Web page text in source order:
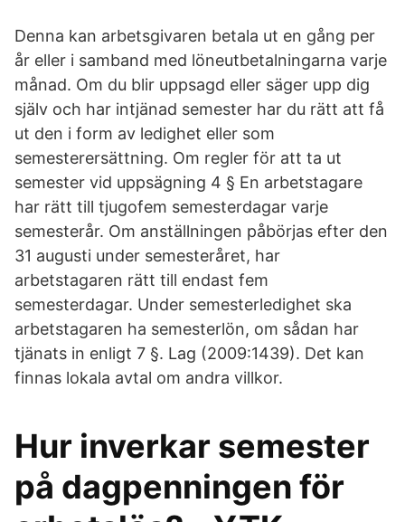
Denna kan arbetsgivaren betala ut en gång per
år eller i samband med löneutbetalningarna varje
månad. Om du blir uppsagd eller säger upp dig
själv och har intjänad semester har du rätt att få
ut den i form av ledighet eller som
semesterersättning. Om regler för att ta ut
semester vid uppsägning 4 § En arbetstagare
har rätt till tjugofem semesterdagar varje
semesterår. Om anställningen påbörjas efter den
31 augusti under semesteråret, har
arbetstagaren rätt till endast fem
semesterdagar. Under semesterledighet ska
arbetstagaren ha semesterlön, om sådan har
tjänats in enligt 7 §. Lag (2009:1439). Det kan
finnas lokala avtal om andra villkor.
Hur inverkar semester
på dagpenningen för